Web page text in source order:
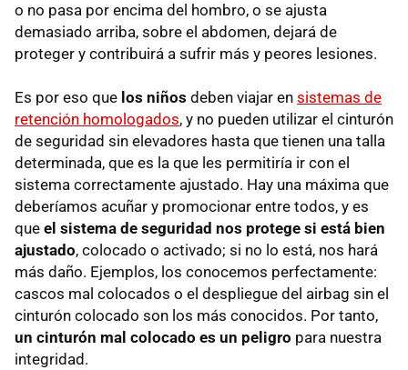
o no pasa por encima del hombro, o se ajusta
demasiado arriba, sobre el abdomen, dejará de
proteger y contribuirá a sufrir más y peores lesiones.
Es por eso que los niños deben viajar en sistemas de
retención homologados, y no pueden utilizar el cinturón
de seguridad sin elevadores hasta que tienen una talla
determinada, que es la que les permitiría ir con el
sistema correctamente ajustado. Hay una máxima que
deberíamos acuñar y promocionar entre todos, y es
que el sistema de seguridad nos protege si está bien
ajustado, colocado o activado; si no lo está, nos hará
más daño. Ejemplos, los conocemos perfectamente:
cascos mal colocados o el despliegue del airbag sin el
cinturón colocado son los más conocidos. Por tanto,
un cinturón mal colocado es un peligro para nuestra
integridad.